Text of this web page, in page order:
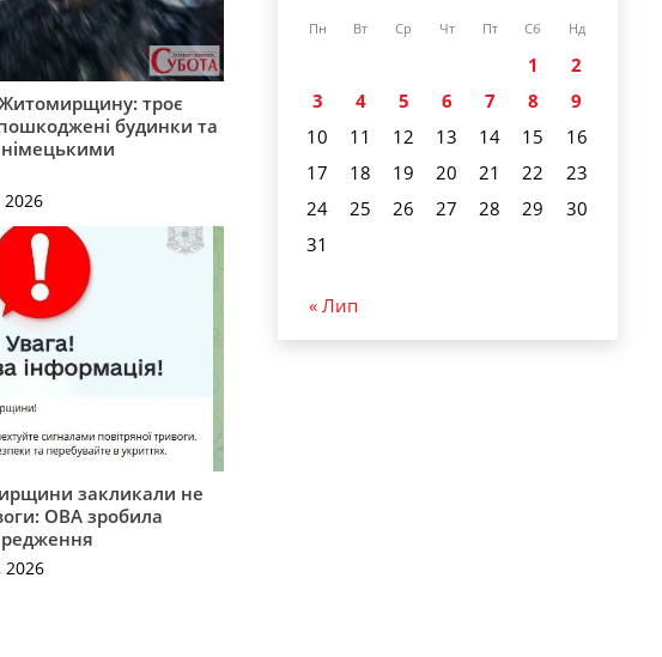
троє
будинки та
німецькими
2026
закликали не
ОВА зробила
2026
Пн Вт Ср Чт Пт Сб Нд
1
2
3
4 5 6 7 8
9
10
11 12 13 14 15
16
17
18 19 20 21 22
23
24
25 26 27 28 29
30
31
« Лип